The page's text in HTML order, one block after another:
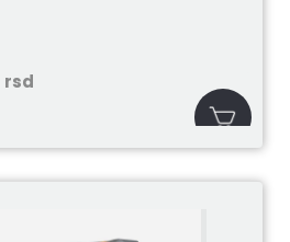
rsd